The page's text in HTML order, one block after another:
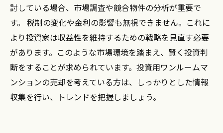
討している場合、市場調査や競合物件の分析が重要で
す。 税制の変化や金利の影響も無視できません。これに
より投資家は収益性を維持するための戦略を見直す必要
があります。このような市場環境を踏まえ、賢く投資判
断をすることが求められています。投資用ワンルームマ
ンションの売却を考えている方は、しっかりとした情報
収集を行い、トレンドを把握しましょう。